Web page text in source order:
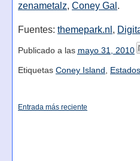
zenametalz, Coney Gal .
Fuentes: themepark.nl ,
Publicado a las mayo 31, 2010
Etiquetas Coney Island ,
Entrada más reciente